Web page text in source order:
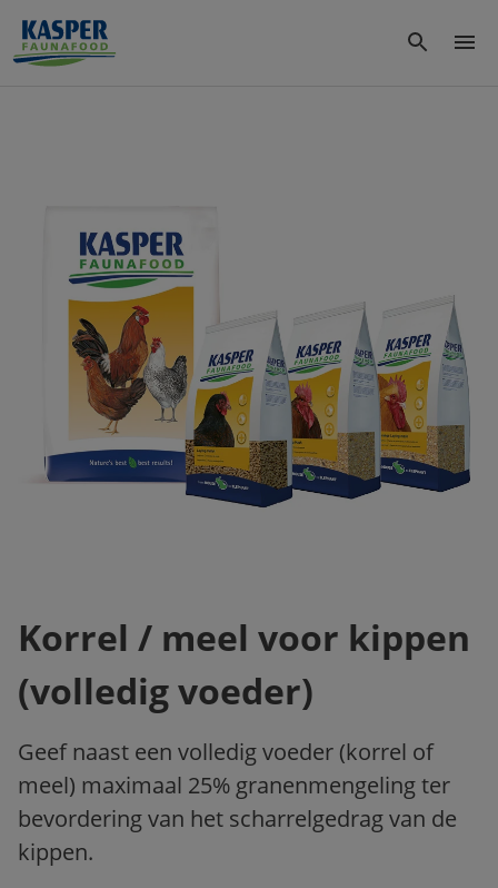
Korrel / meel voor kippen
(volledig voeder)
Geef naast een volledig voeder (korrel of
meel) maximaal 25% granenmengeling ter
bevordering van het scharrelgedrag van de
kippen.